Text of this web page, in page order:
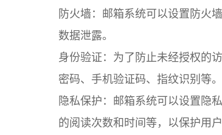
防火墙：邮箱系统可以设置防火
数据泄露。
身份验证：为了防止未经授权的
密码、手机验证码、指纹识别等。
隐私保护：邮箱系统可以设置隐
的阅读次数和时间等，以保护用户